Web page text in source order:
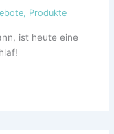
, Produkte
ist heute eine